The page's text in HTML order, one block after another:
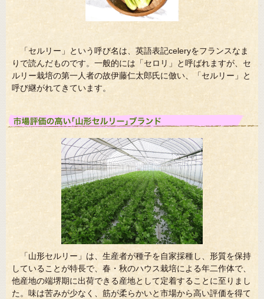
「セルリー」という呼び名は、英語表記celeryをフランスなま
りで読んだものです。一般的には「セロリ」と呼ばれますが、セ
ルリー栽培の第一人者の故伊藤仁太郎氏に倣い、「セルリー」と
呼び継がれてきています。
「山形セルリー」は、生産者が種子を自家採種し、形質を保持
していることが特長で、春・秋のハウス栽培による年二作体で、
他産地の端堺期に出荷できる産地として定着することに至りまし
た。味は苦みが少なく、筋が柔らかいと市場から高い評価を得て